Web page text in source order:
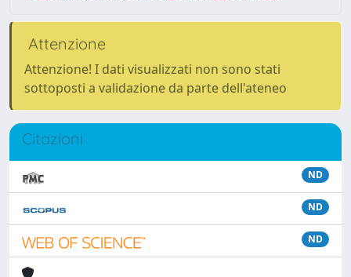
Attenzione
Attenzione! I dati visualizzati non sono stati
sottoposti a validazione da parte dell'ateneo
Citazioni
ND
ND
ND